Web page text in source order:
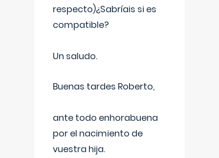
respecto)¿Sabríais si es
compatible?
Un saludo.
Buenas tardes Roberto,
ante todo enhorabuena
por el nacimiento de
vuestra hija.